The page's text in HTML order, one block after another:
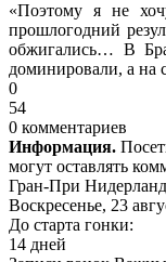
«Поэтому я не
прошлогодний
обжигались… В
доминировали, а
0
54
0 комментариев
Информация.
могут оставлять
Гран-При
Воскресенье, 23
До старта гонки:
14 дней